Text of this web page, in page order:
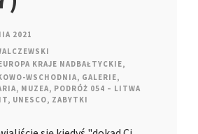
2021
KRAJE NADBAŁTYCKIE,
WSCHODNIA, GALERIE,
, MUZEA, PODRÓŻ 054 – LITWA
, UNESCO, ZABYTKI